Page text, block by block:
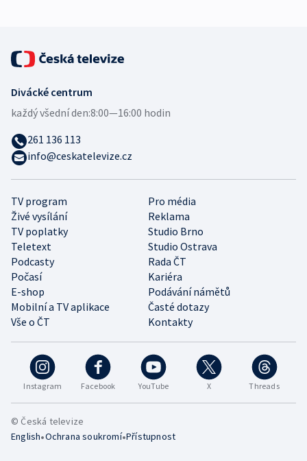
Instagram Facebook YouTube X Threads
TV program
Pro média
Živé vysílání
Reklama
TV poplatky
Studio Brno
Teletext
Studio Ostrava
Podcasty
Rada ČT
Počasí
Kariéra
E-shop
Podávání námětů
Mobilní a TV aplikace
Časté dotazy
Vše o ČT
Kontakty
Divácké centrum
každý všední den:8:00—16:00 hodin
261 136 113
info@ceskatelevize.cz
© Česká televize
English•Ochrana soukromí•Přístupnost